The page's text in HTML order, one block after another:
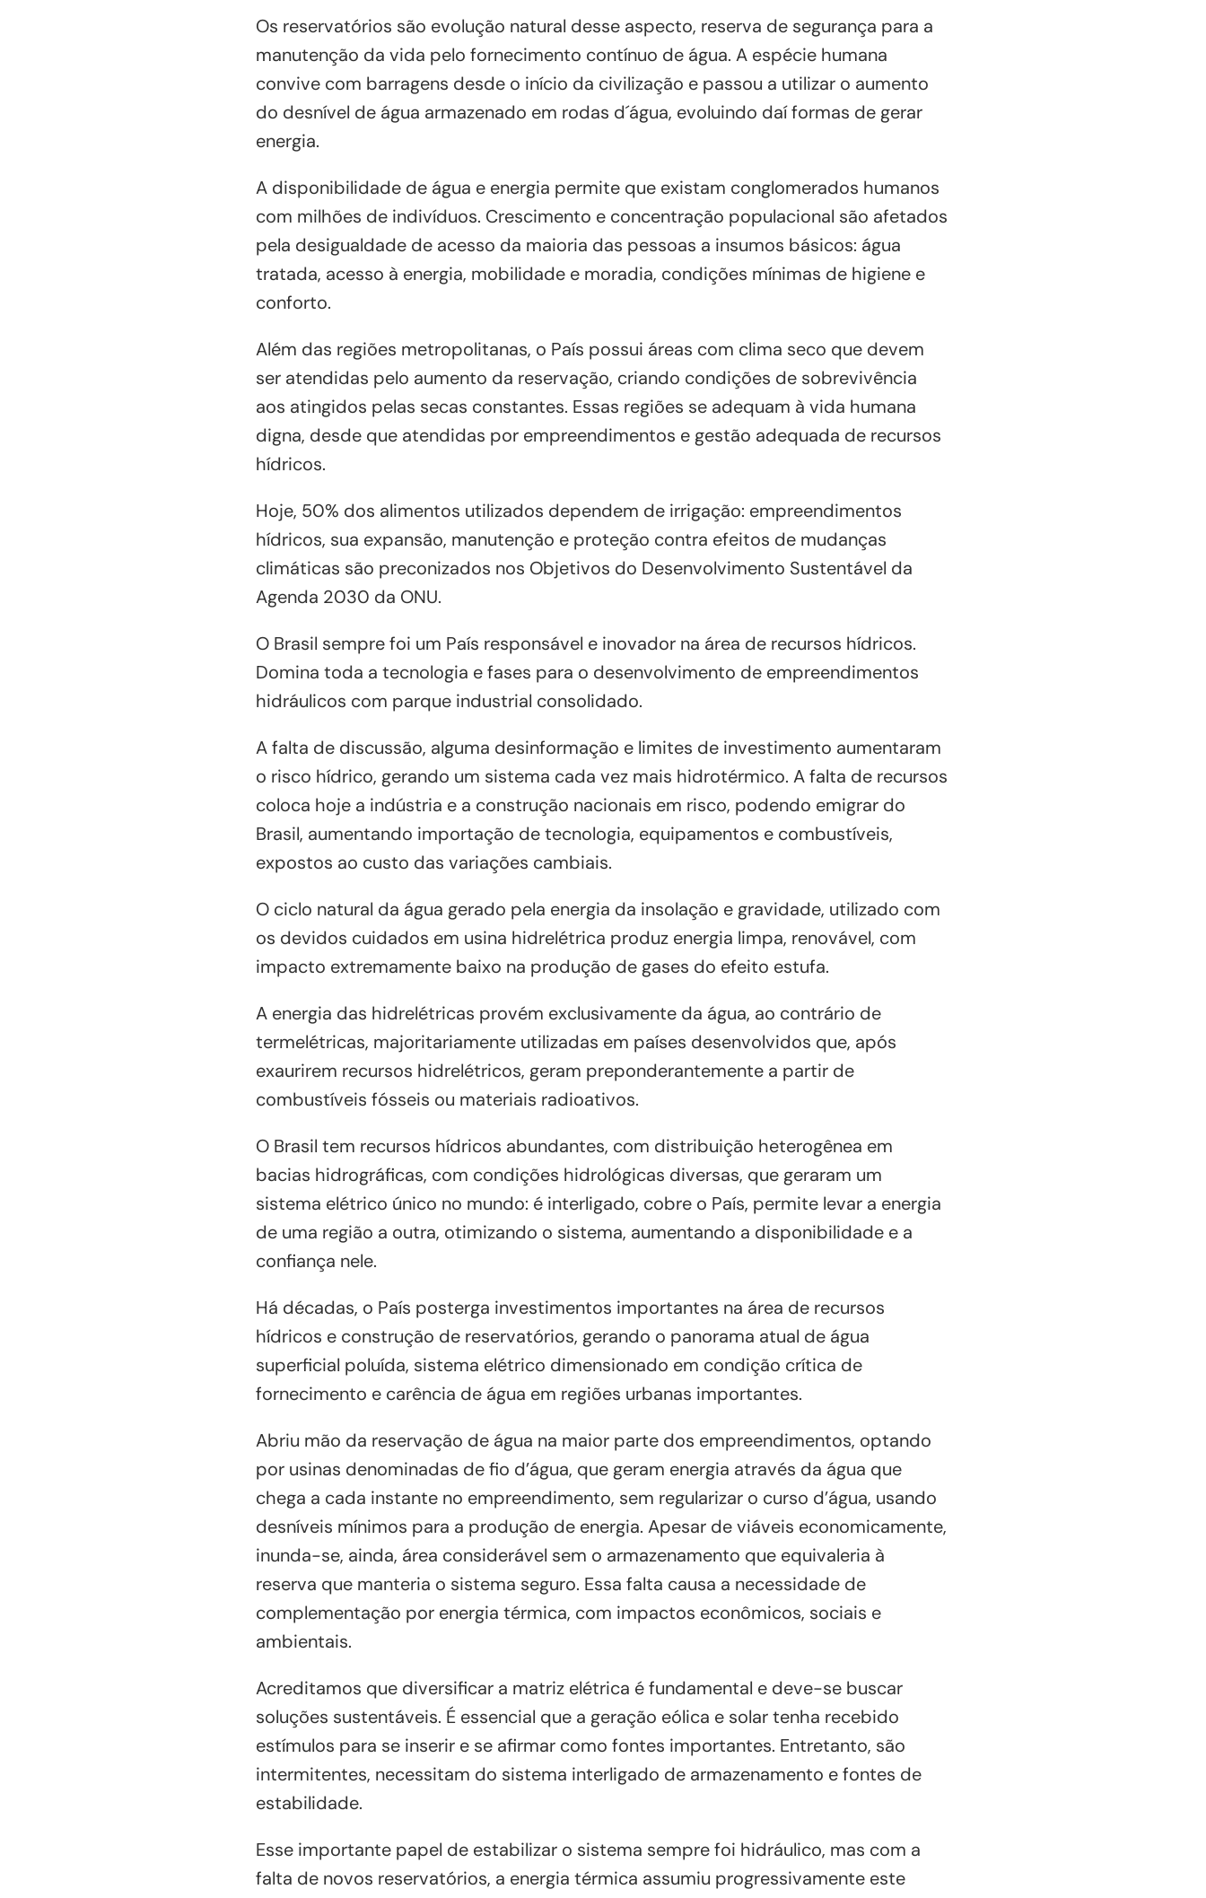
Os reservatórios são evolução natural desse aspecto, reserva de segurança para a
manutenção da vida pelo fornecimento contínuo de água. A espécie humana
convive com barragens desde o início da civilização e passou a utilizar o aumento
do desnível de água armazenado em rodas d´água, evoluindo daí formas de gerar
energia.
A disponibilidade de água e energia permite que existam conglomerados humanos
com milhões de indivíduos. Crescimento e concentração populacional são afetados
pela desigualdade de acesso da maioria das pessoas a insumos básicos: água
tratada, acesso à energia, mobilidade e moradia, condições mínimas de higiene e
conforto.
Além das regiões metropolitanas, o País possui áreas com clima seco que devem
ser atendidas pelo aumento da reservação, criando condições de sobrevivência
aos atingidos pelas secas constantes. Essas regiões se adequam à vida humana
digna, desde que atendidas por empreendimentos e gestão adequada de recursos
hídricos.
Hoje, 50% dos alimentos utilizados dependem de irrigação: empreendimentos
hídricos, sua expansão, manutenção e proteção contra efeitos de mudanças
climáticas são preconizados nos Objetivos do Desenvolvimento Sustentável da
Agenda 2030 da ONU.
O Brasil sempre foi um País responsável e inovador na área de recursos hídricos.
Domina toda a tecnologia e fases para o desenvolvimento de empreendimentos
hidráulicos com parque industrial consolidado.
A falta de discussão, alguma desinformação e limites de investimento aumentaram
o risco hídrico, gerando um sistema cada vez mais hidrotérmico. A falta de recursos
coloca hoje a indústria e a construção nacionais em risco, podendo emigrar do
Brasil, aumentando importação de tecnologia, equipamentos e combustíveis,
expostos ao custo das variações cambiais.
O ciclo natural da água gerado pela energia da insolação e gravidade, utilizado com
os devidos cuidados em usina hidrelétrica produz energia limpa, renovável, com
impacto extremamente baixo na produção de gases do efeito estufa.
A energia das hidrelétricas provém exclusivamente da água, ao contrário de
termelétricas, majoritariamente utilizadas em países desenvolvidos que, após
exaurirem recursos hidrelétricos, geram preponderantemente a partir de
combustíveis fósseis ou materiais radioativos.
O Brasil tem recursos hídricos abundantes, com distribuição heterogênea em
bacias hidrográficas, com condições hidrológicas diversas, que geraram um
sistema elétrico único no mundo: é interligado, cobre o País, permite levar a energia
de uma região a outra, otimizando o sistema, aumentando a disponibilidade e a
confiança nele.
Há décadas, o País posterga investimentos importantes na área de recursos
hídricos e construção de reservatórios, gerando o panorama atual de água
superficial poluída, sistema elétrico dimensionado em condição crítica de
fornecimento e carência de água em regiões urbanas importantes.
Abriu mão da reservação de água na maior parte dos empreendimentos, optando
por usinas denominadas de fio d’água, que geram energia através da água que
chega a cada instante no empreendimento, sem regularizar o curso d’água, usando
desníveis mínimos para a produção de energia. Apesar de viáveis economicamente,
inunda-se, ainda, área considerável sem o armazenamento que equivaleria à
reserva que manteria o sistema seguro. Essa falta causa a necessidade de
complementação por energia térmica, com impactos econômicos, sociais e
ambientais.
Acreditamos que diversificar a matriz elétrica é fundamental e deve-se buscar
soluções sustentáveis. É essencial que a geração eólica e solar tenha recebido
estímulos para se inserir e se afirmar como fontes importantes. Entretanto, são
intermitentes, necessitam do sistema interligado de armazenamento e fontes de
estabilidade.
Esse importante papel de estabilizar o sistema sempre foi hidráulico, mas com a
falta de novos reservatórios, a energia térmica assumiu progressivamente este